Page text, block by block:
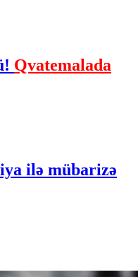
Qvatemalada
ilə mübarizə